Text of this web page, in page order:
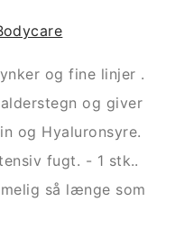
og fine linjer .
og giver
og Hyaluronsyre.
fugt. - 1 stk..
så længe som